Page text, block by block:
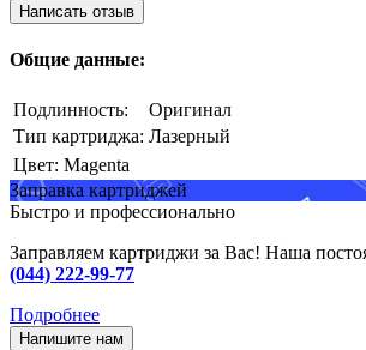
Написать отзыв
Общие данные:
Подлинность:
Оригинал
Тип картриджа: Лазерный
Цвет: Magenta
Заправка картриджей
Быстро и профессионально
Заправляем картриджи за Вас! Наша
(044) 222-99-77
Подробнее
Напишите нам